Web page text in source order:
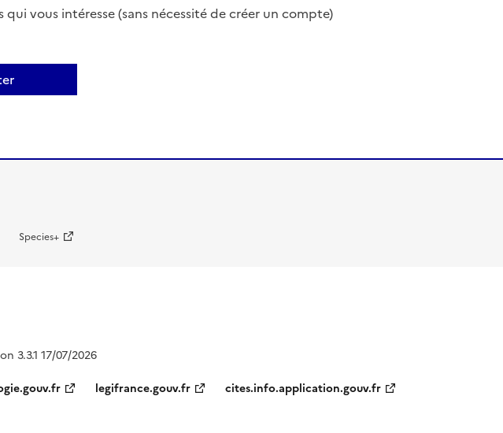
vous intéresse (sans nécessité de créer un compte)
Species+
3.3.1 17/07/2026
legifrance.gouv.fr cites.info.application.gouv.fr